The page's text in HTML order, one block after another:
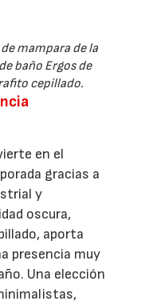
mampara de la
baño Ergos de
cepillado.
en el
gracias a
y
oscura,
aporta
presencia muy
Una elección